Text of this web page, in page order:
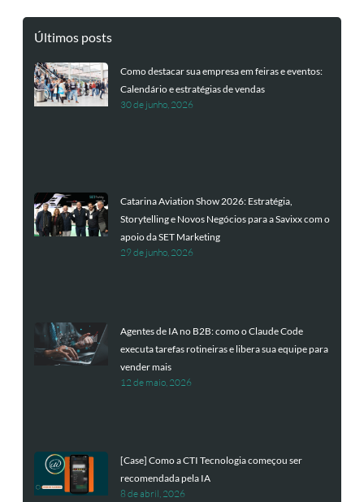
Últimos posts
Como destacar sua empresa em feiras e eventos:
Calendário e estratégias de vendas
30 de junho, 2026
Catarina Aviation Show 2026: Estratégia,
Storytelling e Novos Negócios para a Savixx com o
apoio da SET Marketing
29 de junho, 2026
Agentes de IA no B2B: como o Claude Code
executa tarefas rotineiras e libera sua equipe para
vender mais
12 de maio, 2026
[Case] Como a CTI Tecnologia começou ser
recomendada pela IA
8 de abril, 2026